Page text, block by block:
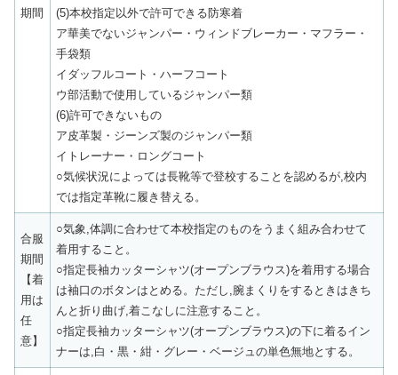
期間
(5)本校指定以外で許可できる防寒着
ア華美でないジャンパー・ウィンドブレーカー・マフラー・
手袋類
イダッフルコート・ハーフコート
ウ部活動で使用しているジャンパー類
(6)許可できないもの
ア皮革製・ジーンズ製のジャンパー類
イトレーナー・ロングコート
○気候状況によっては長靴等で登校することを認めるが,校内
では指定革靴に履き替える。
合服
期間
【着
用は
任
意】
○気象,体調に合わせて本校指定のものをうまく組み合わせて
着用すること。
○指定長袖カッターシャツ(オープンブラウス)を着用する場合
は袖口のボタンはとめる。ただし,腕まくりをするときはきち
んと折り曲げ,着こなしに注意すること。
○指定長袖カッターシャツ(オープンブラウス)の下に着るイン
ナーは,白・黒・紺・グレー・ベージュの単色無地とする。